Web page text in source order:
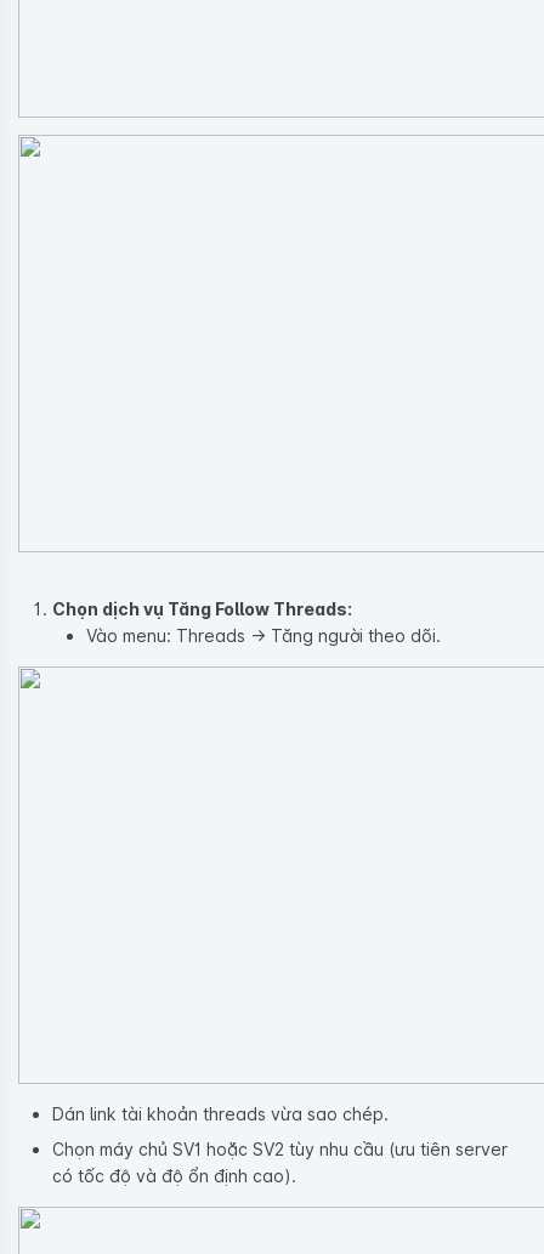
Chọn dịch vụ Tăng Follow Threads:
Vào menu: Threads → Tăng người theo dõi.
Dán link tài khoản threads vừa sao chép.
Chọn máy chủ SV1 hoặc SV2 tùy nhu cầu (ưu tiên server
có tốc độ và độ ổn định cao).